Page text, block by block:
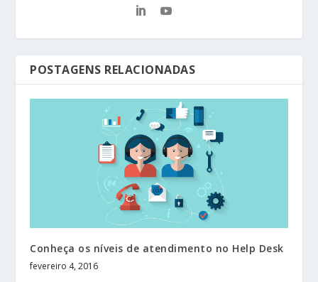
POSTAGENS RELACIONADAS
Conheça os níveis de atendimento no Help Desk
fevereiro 4, 2016